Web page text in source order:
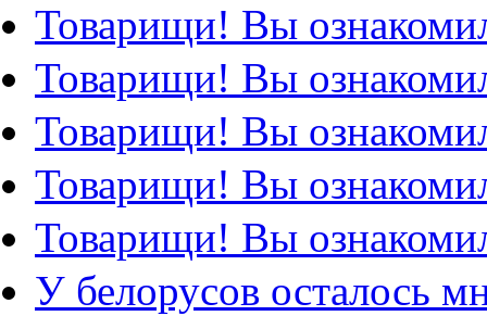
Товарищи! Вы
Товарищи! Вы
Товарищи! Вы
Товарищи! Вы
Товарищи! Вы
У белорусов осталось